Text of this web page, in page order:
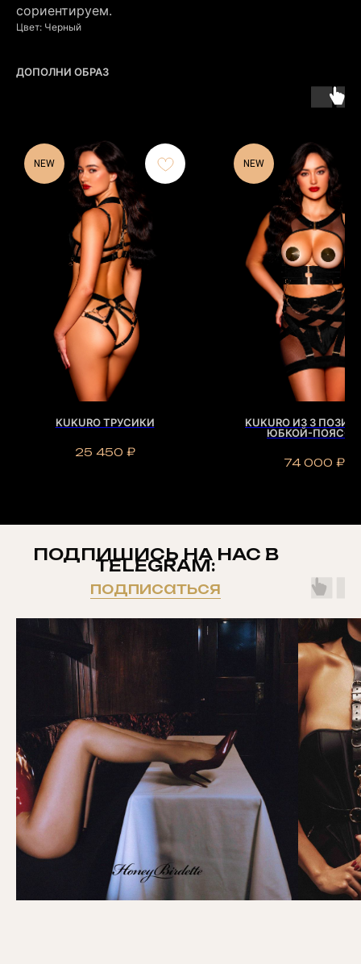
сориентируем.
Цвет: Черный
ДОПОЛНИ ОБРАЗ
NEW
KUKURO ТРУСИКИ
25 450 ₽
NEW
KUKURO ИЗ 3
ЮБКОЙ-ПОЯСОМ
74 000 ₽
ПОДПИШИСЬ НА НАС В
TELEGRAM:
подписаться